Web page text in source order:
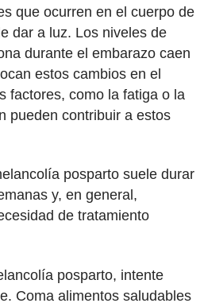
que ocurren en el cuerpo de
dar a luz. Los niveles de
durante el embarazo caen
estos cambios en el
factores, como la fatiga o la
pueden contribuir a estos
posparto suele durar
y, en general,
de tratamiento
posparto, intente
Coma alimentos saludables